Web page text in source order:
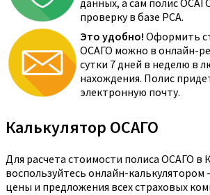
данных, а сам полис
проверку в базе РСА.
Это удобно! Оформить
ОСАГО можно в онлайн-
сутки 7 дней в неделю в
нахождения. Полис
электронную почту.
Калькулятор ОСАГО
Для расчета стоимости полиса ОСАГО в
воспользуйтесь онлайн-калькулятором
цены и предложения всех страховых